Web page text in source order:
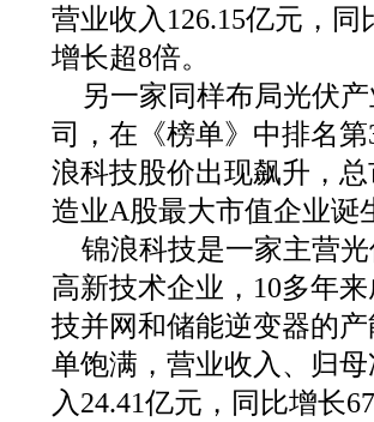
营业收入126.15亿元，
增长超8倍。
另一家同样布局光伏
司，在《榜单》中排名
浪科技股价出现飙升，
造业A股最大市值企业诞
锦浪科技是一家主营
高新技术企业，10多年
技并网和储能逆变器的
单饱满，营业收入、归
入24.41亿元，同比增长